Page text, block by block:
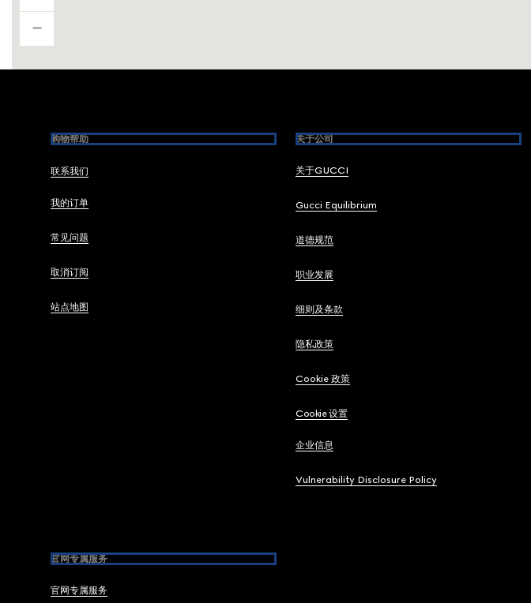
Footer
购物帮助
联系我们
我的订单
常见问题
取消订阅
站点地图
关于公司
关于GUCCI
Gucci Equilibrium
道德规范
职业发展
细则及条款
隐私政策
Cookie 政策
Cookie 设置
企业信息
Vulnerability Disclosure Policy
官网专属服务
官网专属服务